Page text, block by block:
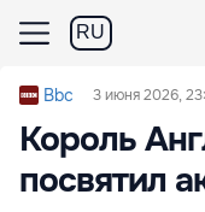
RU
Bbc 3 июня 2026,
Король
посвятил